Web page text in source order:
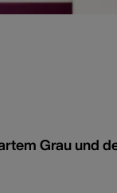
Grau und